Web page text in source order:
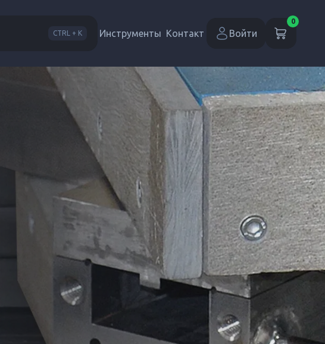
CTRL + K Инструменты Контакт Войти
0